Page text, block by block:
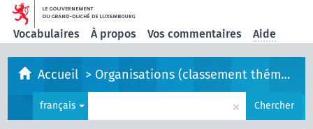
Vocabulaires À propos Vos commentaires Aide
Accueil > Organisations (classement thématique)
français × Chercher